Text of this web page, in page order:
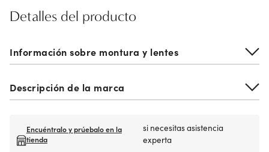
Detalles del producto
Información sobre montura y lentes
Descripción de la marca
Encuéntralo y prúebalo en la
tienda
si necesitas asistencia
experta